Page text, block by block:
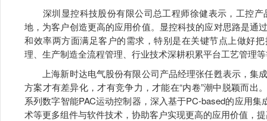
深圳显控科技股份有限公司总工程师徐健表示，工控产
地，为客户创造更高的应用价值。显控科技的应对思路是通
和效率两方面满足客户的需求，特别是在关键节点上做好
理、生产制造全流程管理、行业技术深耕积累平台工艺管理
上海新时达电气股份有限公司产品经理张任甦表示，集
方案才有差异化，才有竞争力，才能在“内卷”潮中脱颖而
系列数字智能PAC运动控制器，深入基于PC-based的应用
术等更多组件与软件技术，协助客户实现更高的应用价值，